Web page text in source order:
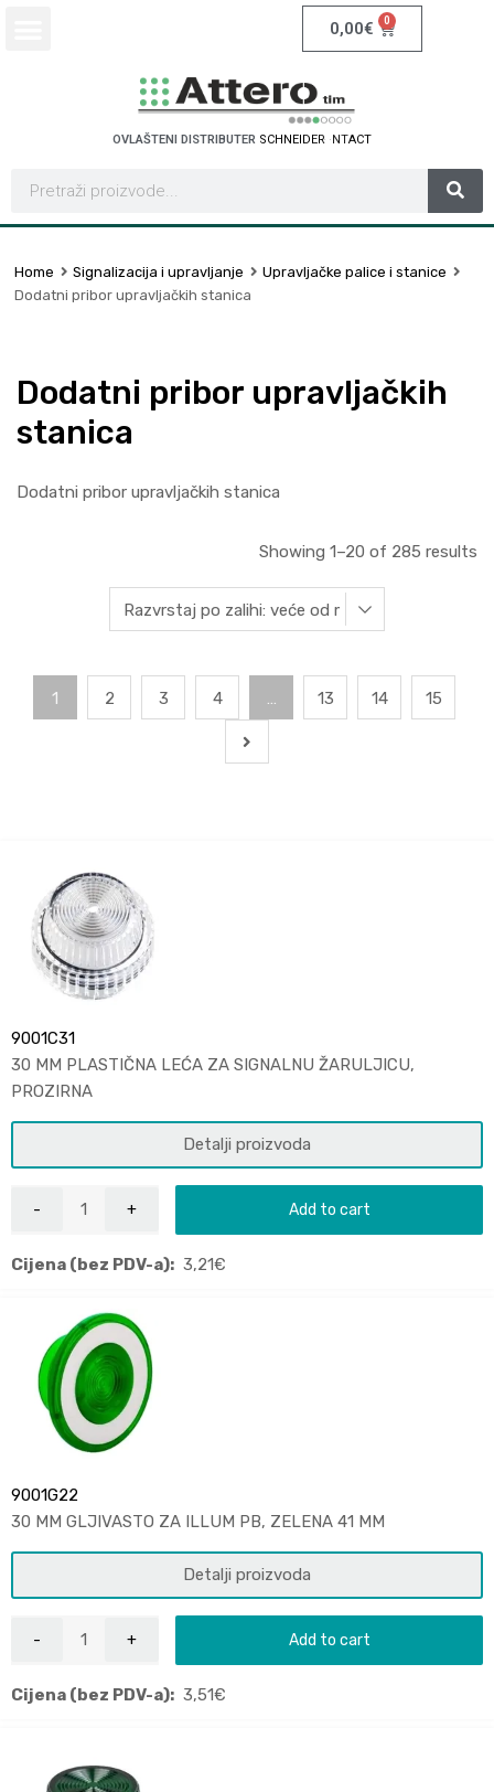
0,00€ 0
OVLAŠTENI DISTRIBUTER SCHNEIDER ELECTRI
Home Signalizacija i upravljanje
Upravljačke palice i stanice
Dodatni pribor upravljačkih stanica
Dodatni pribor upravljačkih
stanica
Dodatni pribor upravljačkih stanica
Showing 1–20 of 285 results
1 2 3 4 … 13 14 15
9001C31
30 MM PLASTIČNA LEĆA ZA SIGNALNU ŽARULJICU,
PROZIRNA
Detalji proizvoda
Add to cart
Cijena (bez PDV-a): 3,21€
9001G22
30 MM GLJIVASTO ZA ILLUM PB, ZELENA 41 MM
Detalji proizvoda
Add to cart
Cijena (bez PDV-a): 3,51€